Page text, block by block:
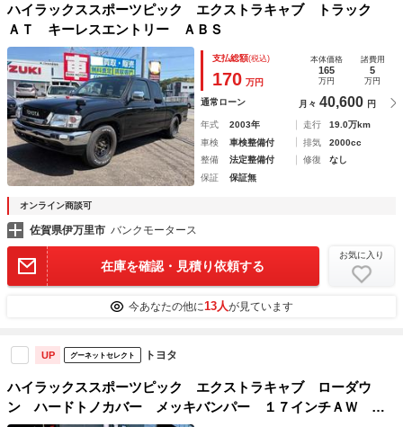
ハイラックススポーツピック エクストラキャブ トラック
ＡＴ キーレスエントリー ＡＢＳ
支払総額(税込)
170 万円
本体価格
165
万円
諸費用
5
万円
通常ローン 月々 40,600 円
年式 2003年 走行
19.0万km
車検
車検整備付 排気
2000cc
整備
法定整備付 修復
なし
保証
保証無
オンライン商談可
佐賀県伊万里市 バンクモータース
在庫を確認・見積り依頼する
お気に入り
今あなたの他に13人が見ています
UP グーネットセレクト トヨタ
ハイラックススポーツピック エクストラキャブ ローダウ
ン ハードトノカバー メッキバンパー １７インチＡＷ Ａ